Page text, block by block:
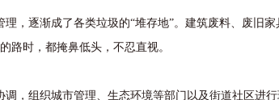
逐渐成了各类垃圾的“堆存地”。建筑废料、废旧家
路时，都掩鼻低头，不忍直视。
组织城市管理、生态环境等部门以及街道社区进行